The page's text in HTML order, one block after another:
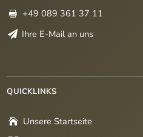
 +49 089 361 37 11
 Ihre E-Mail an uns
QUICKLINKS
 Unsere Startseite